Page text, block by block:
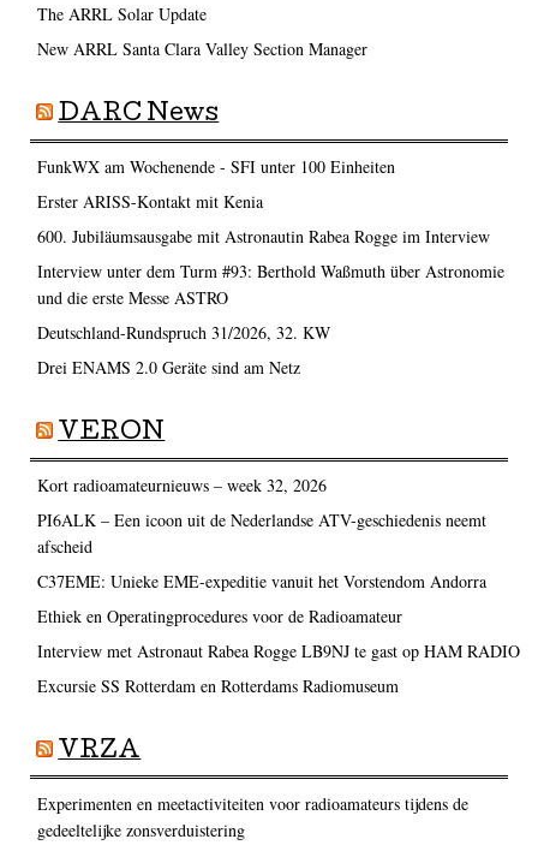
The ARRL Solar Update
New ARRL Santa Clara Valley Section Manager
DARC News
FunkWX am Wochenende - SFI unter 100 Einheiten
Erster ARISS-Kontakt mit Kenia
600. Jubiläumsausgabe mit Astronautin Rabea Rogge im Interview
Interview unter dem Turm #93: Berthold Waßmuth über Astronomie
und die erste Messe ASTRO
Deutschland-Rundspruch 31/2026, 32. KW
Drei ENAMS 2.0 Geräte sind am Netz
VERON
Kort radioamateurnieuws – week 32, 2026
PI6ALK – Een icoon uit de Nederlandse ATV-geschiedenis neemt
afscheid
C37EME: Unieke EME-expeditie vanuit het Vorstendom Andorra
Ethiek en Operatingprocedures voor de Radioamateur
Interview met Astronaut Rabea Rogge LB9NJ te gast op HAM RADIO
Excursie SS Rotterdam en Rotterdams Radiomuseum
VRZA
Experimenten en meetactiviteiten voor radioamateurs tijdens de
gedeeltelijke zonsverduistering